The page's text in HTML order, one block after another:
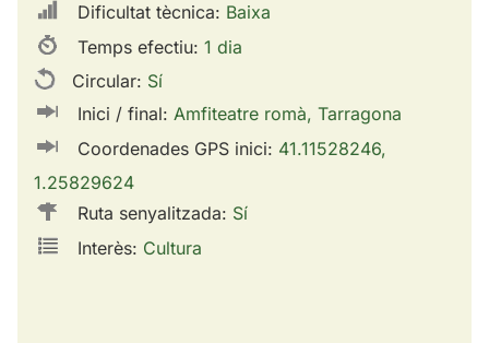
Dificultat tècnica: Baixa
Temps efectiu: 1 dia
Circular: Sí
Inici / final: Amfiteatre romà, Tarragona
Coordenades GPS inici: 41.11528246,
1.25829624
Ruta senyalitzada: Sí
Interès: Cultura